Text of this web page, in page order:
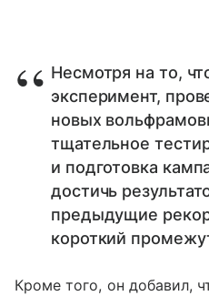
Несмотря на то,
эксперимент,
новых
тщательное
и подготовка
достичь
предыдущие
короткий
Кроме того, он добавил,